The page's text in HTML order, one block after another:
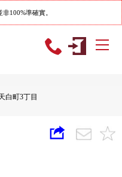
100%準確實。
白町3丁目